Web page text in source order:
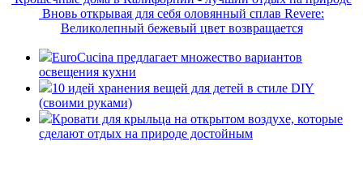
Вновь открывая для себя оловянный сплав Revere:
Великолепный бежевый цвет возвращается
EuroCucina предлагает множество вариантов
освещения кухни
10 идей хранения вещей для детей в стиле DIY
(своими руками)
Кровати для крыльца на открытом воздухе, которые
сделают отдых на природе достойным